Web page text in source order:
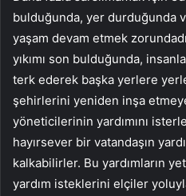
bulduğunda, yer durduğunda
yaşam devam etmek
yıkımı son bulduğunda,
terk ederek başka yerlere
şehirlerini yeniden inşa
yöneticilerinin yardımını
hayırsever bir vatandaşın
kalkabilirler. Bu yardımların
yardım isteklerini elçiler